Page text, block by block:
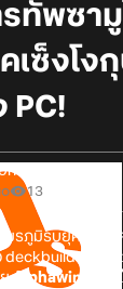
ทัพซามู
เซ็งโง
PC!
13
มรภูมิรบยุคเซ็นโง
deckbuilding
ยAlphawing แล